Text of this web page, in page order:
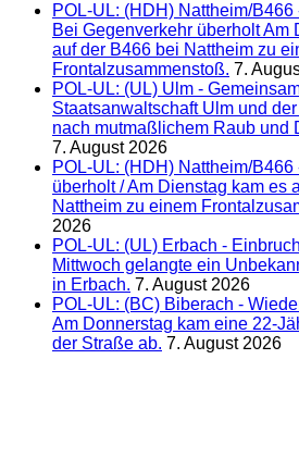
POL-UL: (HDH) Nattheim/
Bei Gegenverkehr überholt Am
auf der B466 bei Nattheim zu
Frontalzusammenstoß. 7.
POL-UL: (UL) Ulm -
Staatsanwaltschaft Ulm und
nach mutmaßlichem Raub und
7. August 2026
POL-UL: (HDH) Nattheim/
überholt / Am Dienstag kam es
Nattheim zu einem
2026
POL-UL: (UL) Erbach -
Mittwoch gelangte ein
in Erbach. 7. August 2026
POL-UL: (BC) Biberach -
Am Donnerstag kam eine 22-
der Straße ab. 7. August 2026